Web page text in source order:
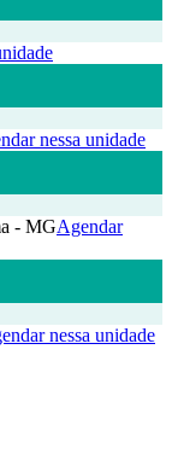
nessa unidade
- MGAgendar
nessa unidade